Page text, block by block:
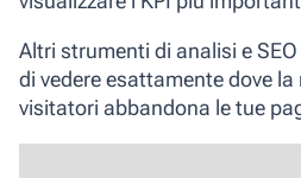
Altri strumenti di analisi e
di vedere esattamente dove
visitatori abbandona le tue